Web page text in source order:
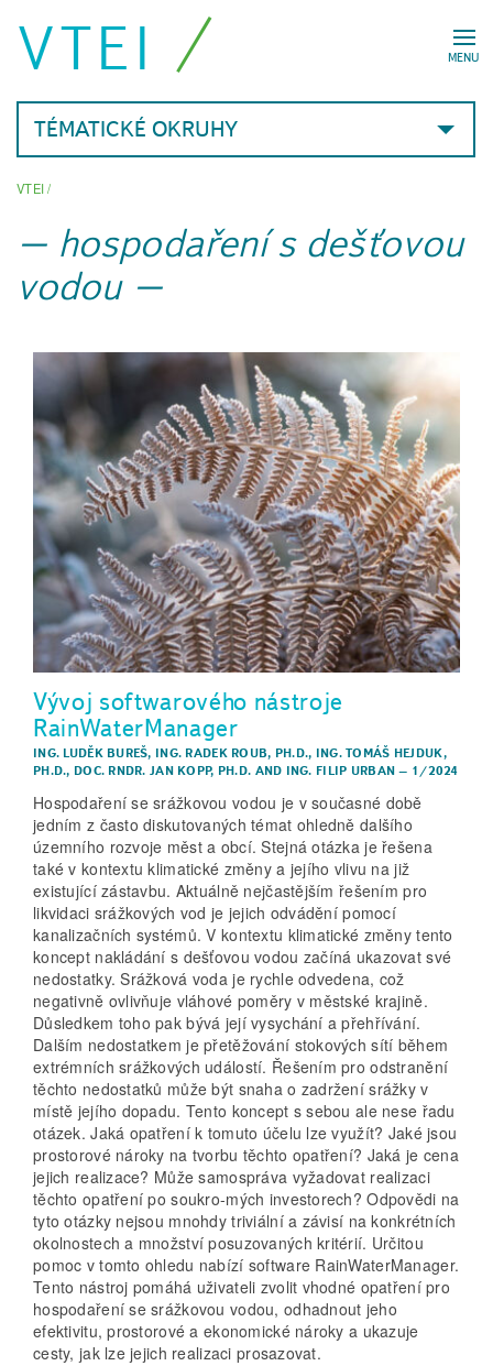
MENU
VTEI
TÉMATICKÉ OKRUHY
VTEI/
hospodaření s dešťovou
vodou
Vývoj softwarového nástroje
RainWaterManager
ING. LUDĚK BUREŠ, ING. RADEK ROUB, PH.D., ING. TOMÁŠ HEJDUK,
PH.D., DOC. RNDR. JAN KOPP, PH.D. AND ING. FILIP URBAN – 1/2024
Hospodaření se srážkovou vodou je v současné době
jedním z často diskutovaných témat ohledně dalšího
územního rozvoje měst a obcí. Stejná otázka je řešena
také v kontextu klimatické změny a jejího vlivu na již
existující zástavbu. Aktuálně nejčastějším řešením pro
likvidaci srážkových vod je jejich odvádění pomocí
kanalizačních systémů. V kontextu klimatické změny tento
koncept nakládání s dešťovou vodou začíná ukazovat své
nedostatky. Srážková voda je rychle odvedena, což
negativně ovlivňuje vláhové poměry v městské krajině.
Důsledkem toho pak bývá její vysychání a přehřívání.
Dalším nedostatkem je přetěžování stokových sítí během
extrémních srážkových událostí. Řešením pro odstranění
těchto nedostatků může být snaha o zadržení srážky v
místě jejího dopadu. Tento koncept s sebou ale nese řadu
otázek. Jaká opatření k tomuto účelu lze využít? Jaké jsou
prostorové nároky na tvorbu těchto opatření? Jaká je cena
jejich realizace? Může samospráva vyžadovat realizaci
těchto opatření po soukro-mých investorech? Odpovědi na
tyto otázky nejsou mnohdy triviální a závisí na konkrétních
okolnostech a množství posuzovaných kritérií. Určitou
pomoc v tomto ohledu nabízí software RainWaterManager.
Tento nástroj pomáhá uživateli zvolit vhodné opatření pro
hospodaření se srážkovou vodou, odhadnout jeho
efektivitu, prostorové a ekonomické nároky a ukazuje
cesty, jak lze jejich realizaci prosazovat.